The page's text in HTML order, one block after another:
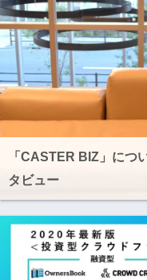
「CASTER BIZ」につ
タビュー